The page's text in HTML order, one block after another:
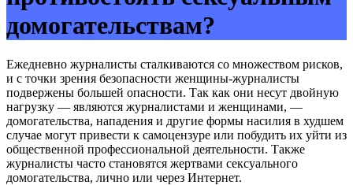
домогательствам?
Ежедневно журналисты сталкиваются со множеством рисков,
и с точки зрения безопасности женщины-журналисты
подвержены большей опасности. Так как они несут двойную
нагрузку — являются журналистами и женщинами, —
домогательства, нападения и другие формы насилия в худшем
случае могут привести к самоцензуре или побудить их уйти из
общественной профессиональной деятельности. Также
журналисты часто становятся жертвами сексуального
домогательства, лично или через Интернет.